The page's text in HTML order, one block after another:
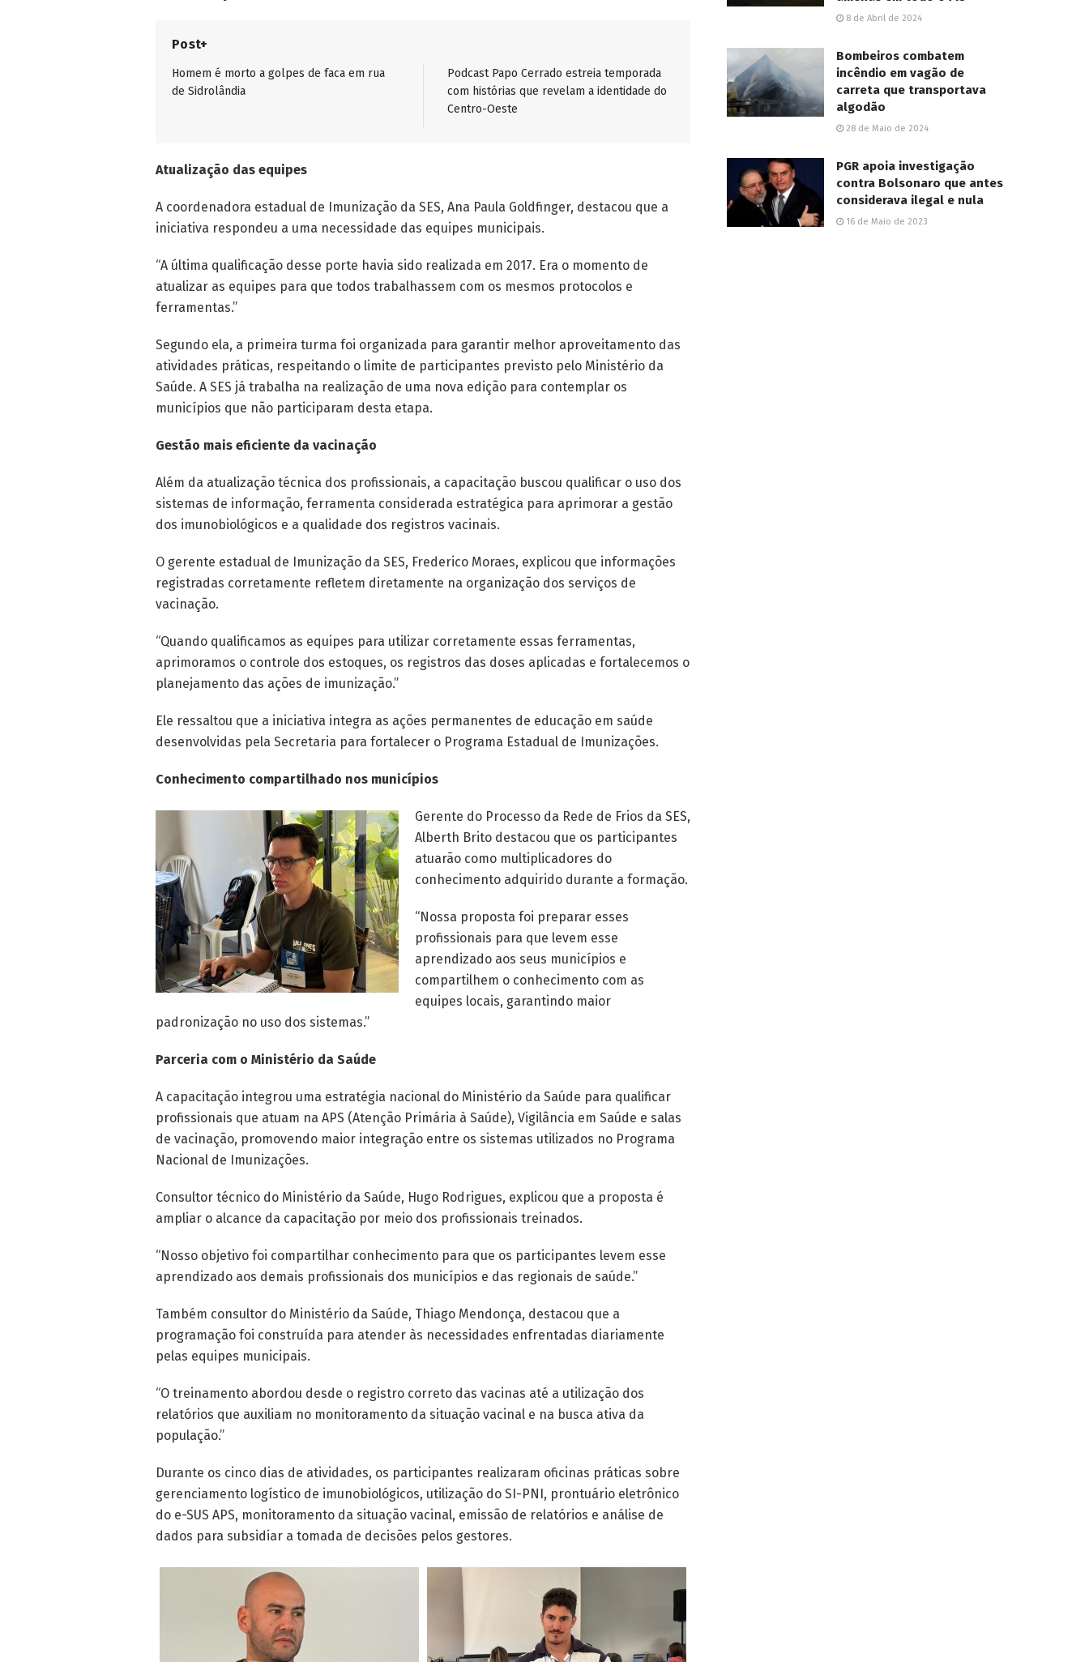
Post+
Homem é morto a golpes de faca em rua
de Sidrolândia
Podcast Papo Cerrado estreia temporada
com histórias que revelam a identidade do
Centro-Oeste
Atualização das equipes
A coordenadora estadual de Imunização da SES, Ana Paula Goldfinger, destacou que a
iniciativa respondeu a uma necessidade das equipes municipais.
“A última qualificação desse porte havia sido realizada em 2017. Era o momento de
atualizar as equipes para que todos trabalhassem com os mesmos protocolos e
ferramentas.”
Segundo ela, a primeira turma foi organizada para garantir melhor aproveitamento das
atividades práticas, respeitando o limite de participantes previsto pelo Ministério da
Saúde. A SES já trabalha na realização de uma nova edição para contemplar os
municípios que não participaram desta etapa.
Gestão mais eficiente da vacinação
Além da atualização técnica dos profissionais, a capacitação buscou qualificar o uso dos
sistemas de informação, ferramenta considerada estratégica para aprimorar a gestão
dos imunobiológicos e a qualidade dos registros vacinais.
O gerente estadual de Imunização da SES, Frederico Moraes, explicou que informações
registradas corretamente refletem diretamente na organização dos serviços de
vacinação.
“Quando qualificamos as equipes para utilizar corretamente essas ferramentas,
aprimoramos o controle dos estoques, os registros das doses aplicadas e fortalecemos o
planejamento das ações de imunização.”
Ele ressaltou que a iniciativa integra as ações permanentes de educação em saúde
desenvolvidas pela Secretaria para fortalecer o Programa Estadual de Imunizações.
Conhecimento compartilhado nos municípios
Gerente do Processo da Rede de Frios da SES,
Alberth Brito destacou que os participantes
atuarão como multiplicadores do
conhecimento adquirido durante a formação.
“Nossa proposta foi preparar esses
profissionais para que levem esse
aprendizado aos seus municípios e
compartilhem o conhecimento com as
equipes locais, garantindo maior
padronização no uso dos sistemas.”
Parceria com o Ministério da Saúde
A capacitação integrou uma estratégia nacional do Ministério da Saúde para qualificar
profissionais que atuam na APS (Atenção Primária à Saúde), Vigilância em Saúde e salas
de vacinação, promovendo maior integração entre os sistemas utilizados no Programa
Nacional de Imunizações.
Consultor técnico do Ministério da Saúde, Hugo Rodrigues, explicou que a proposta é
ampliar o alcance da capacitação por meio dos profissionais treinados.
“Nosso objetivo foi compartilhar conhecimento para que os participantes levem esse
aprendizado aos demais profissionais dos municípios e das regionais de saúde.”
Também consultor do Ministério da Saúde, Thiago Mendonça, destacou que a
programação foi construída para atender às necessidades enfrentadas diariamente
pelas equipes municipais.
“O treinamento abordou desde o registro correto das vacinas até a utilização dos
relatórios que auxiliam no monitoramento da situação vacinal e na busca ativa da
população.”
Durante os cinco dias de atividades, os participantes realizaram oficinas práticas sobre
gerenciamento logístico de imunobiológicos, utilização do SI-PNI, prontuário eletrônico
do e-SUS APS, monitoramento da situação vacinal, emissão de relatórios e análise de
dados para subsidiar a tomada de decisões pelos gestores.
8 de Abril de 2024
Bombeiros combatem
incêndio em vagão de
carreta que transportava
algodão
28 de Maio de 2024
PGR apoia investigação
contra Bolsonaro que antes
considerava ilegal e nula
16 de Maio de 2023